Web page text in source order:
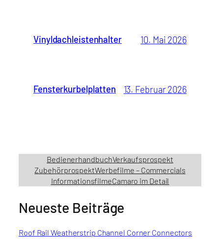
Vinyldachleistenhalter 10. Mai 2026
Fensterkurbelplatten 13. Februar 2026
BedienerhandbuchVerkaufsprospekt
ZubehörprospektWerbefilme – Commercials
InformationsfilmeCamaro im Detail
Neueste Beiträge
Roof Rail Weatherstrip Channel Corner Connectors